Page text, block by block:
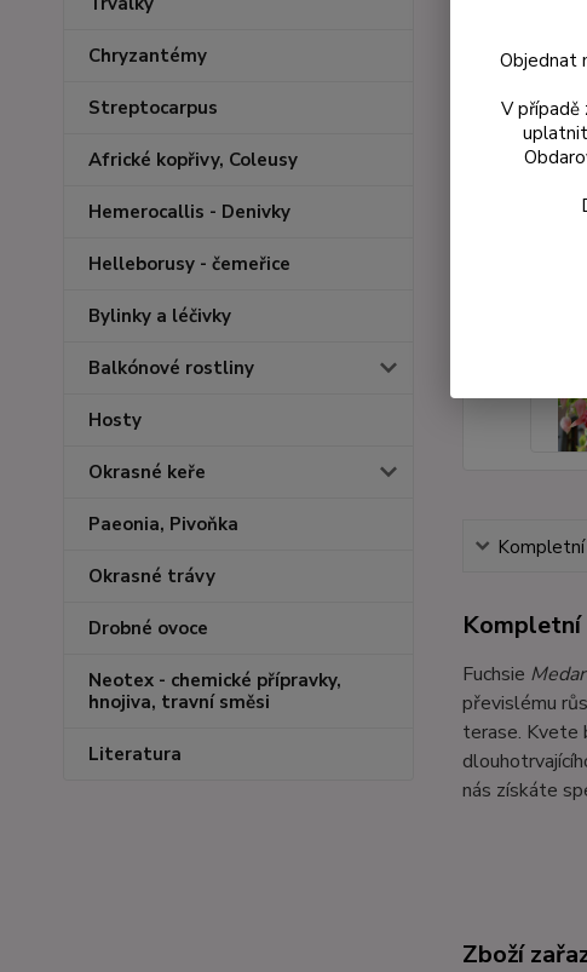
Chryzantémy
Streptocarpus
Africké kopřivy, Coleusy
Hemerocallis - Denivky
Helleborusy - čemeřice
Bylinky a léčivky
Balkónové rostliny
Hosty
Okrasné keře
Paeonia, Pivoňka
Okrasné trávy
Drobné ovoce
Neotex - chemické přípravky,
hnojiva, travní směsi
Literatura
Kompletní
Kompletní
Fuchsie
převislému
terase. Kvete
nás získáte
Zboží
Objednat
V případě